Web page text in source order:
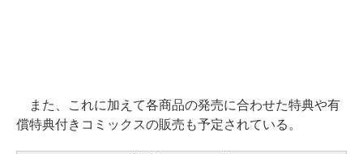
また、これに加えて各商品の発売に合わせた特典や有
償特典付きコミックスの販売も予定されている。